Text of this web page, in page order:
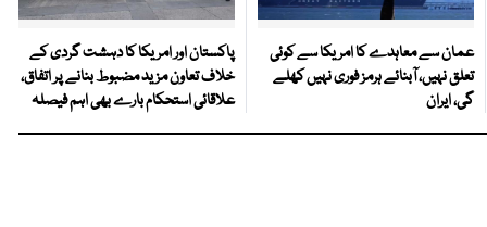
عمان سے معاہدے کا امریکا سے کوئی
تعلق نہیں، آبنائے ہرمز فوری نہیں کھلے
گی، ایران
پاکستان اور امریکا کا دہشت گردی کے
خلاف تعاون مزید مضبوط بنانے پر اتفاق،
علاقائی استحکام بارے بھی اہم فیصلہ